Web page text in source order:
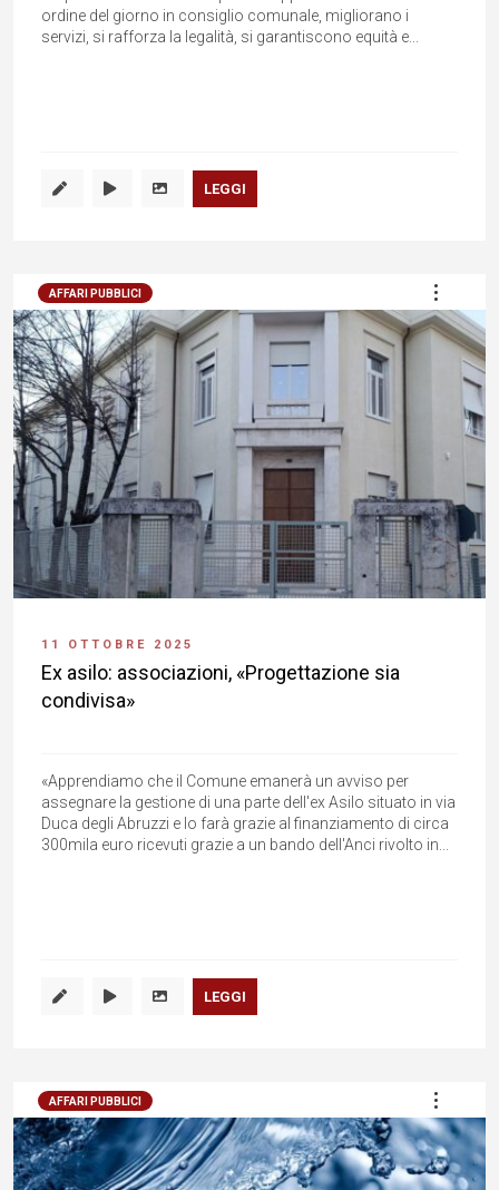
ordine del giorno in consiglio comunale, migliorano i
servizi, si rafforza la legalità, si garantiscono equità e...
LEGGI
AFFARI PUBBLICI
11 OTTOBRE 2025
Ex asilo: associazioni, «Progettazione sia
condivisa»
«Apprendiamo che il Comune emanerà un avviso per
assegnare la gestione di una parte dell'ex Asilo situato in via
Duca degli Abruzzi e lo farà grazie al finanziamento di circa
300mila euro ricevuti grazie a un bando dell'Anci rivolto in...
LEGGI
AFFARI PUBBLICI